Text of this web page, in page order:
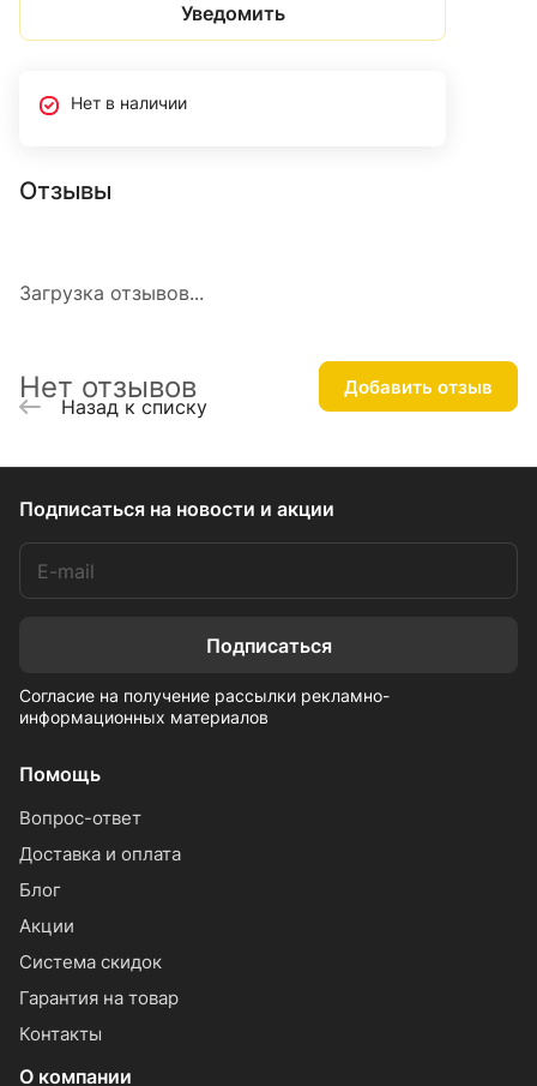
Уведомить
Нет в наличии
Отзывы
Загрузка отзывов...
Нет отзывов Добавить отзыв
Назад к списку
Подписаться на новости и акции
Подписаться
Согласие на получение рассылки рекламно-
информационных материалов
Помощь
Вопрос-ответ
Доставка и оплата
Блог
Акции
Система скидок
Гарантия на товар
Контакты
О компании